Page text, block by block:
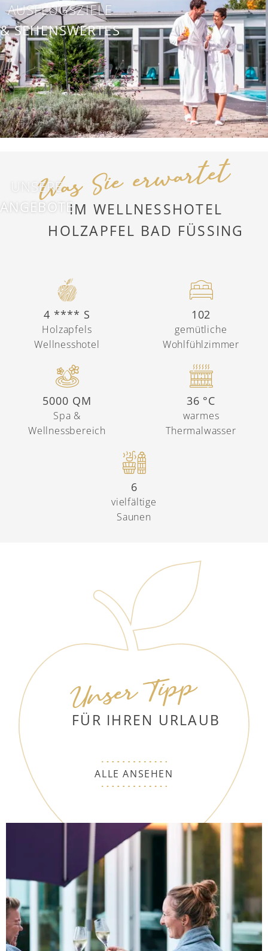
AUSFLUGSZIELE
& SEHENSWERTES
UNSERE
ANGEBOTEWas Sie erwartet
IM WELLNESSHOTEL
HOLZAPFEL BAD FÜSSING
4 **** S
Holzapfels
Wellnesshotel
102
gemütliche
Wohlfühlzimmer
5000 QM
Spa &
Wellnessbereich
36 °C
warmes
Thermalwasser
6
vielfältige
Saunen
Unser Tipp
FÜR IHREN URLAUB
ALLE ANSEHEN